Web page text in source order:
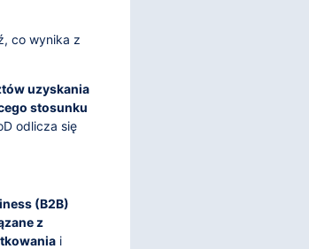
co wynika z
uzyskania
stosunku
odlicza się
(B2B)
z
i